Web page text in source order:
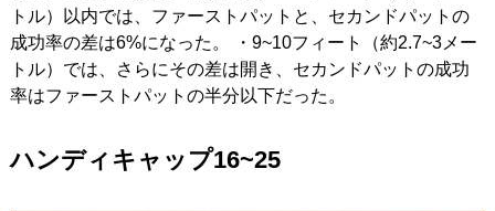
トル）以内では、ファーストパットと、セカンドパットの
成功率の差は6%になった。 ・9~10フィート（約2.7~3メー
トル）では、さらにその差は開き、セカンドパットの成功
率はファーストパットの半分以下だった。
ハンディキャップ16~25